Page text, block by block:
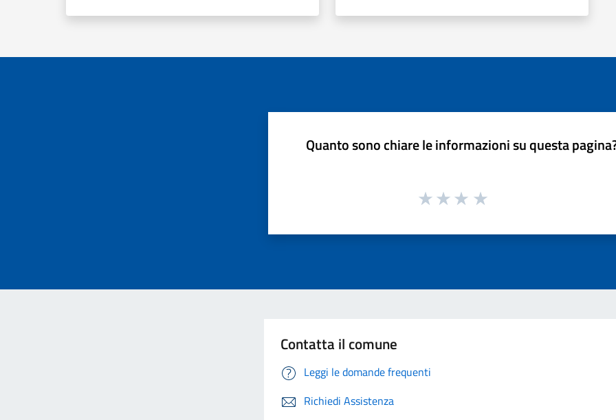
Quanto sono chiare le informazioni su questa
Contatta il comune
Leggi le domande frequenti
Richiedi Assistenza